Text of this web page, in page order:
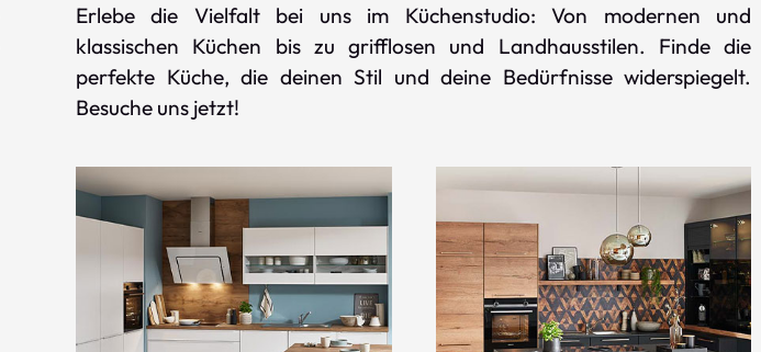
Erlebe die Vielfalt bei uns im Küchenstudio: Von modernen und
klassischen Küchen bis zu grifflosen und Landhausstilen. Finde die
perfekte Küche, die deinen Stil und deine Bedürfnisse widerspiegelt.
Besuche uns jetzt!